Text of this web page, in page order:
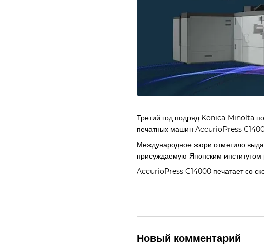
Третий год подряд Konica Minolta
печатных машин AccurioPress
Международное жюри отметило
присуждаемую Японским институтом
AccurioPress C14000 печатает со
Новый комментарий